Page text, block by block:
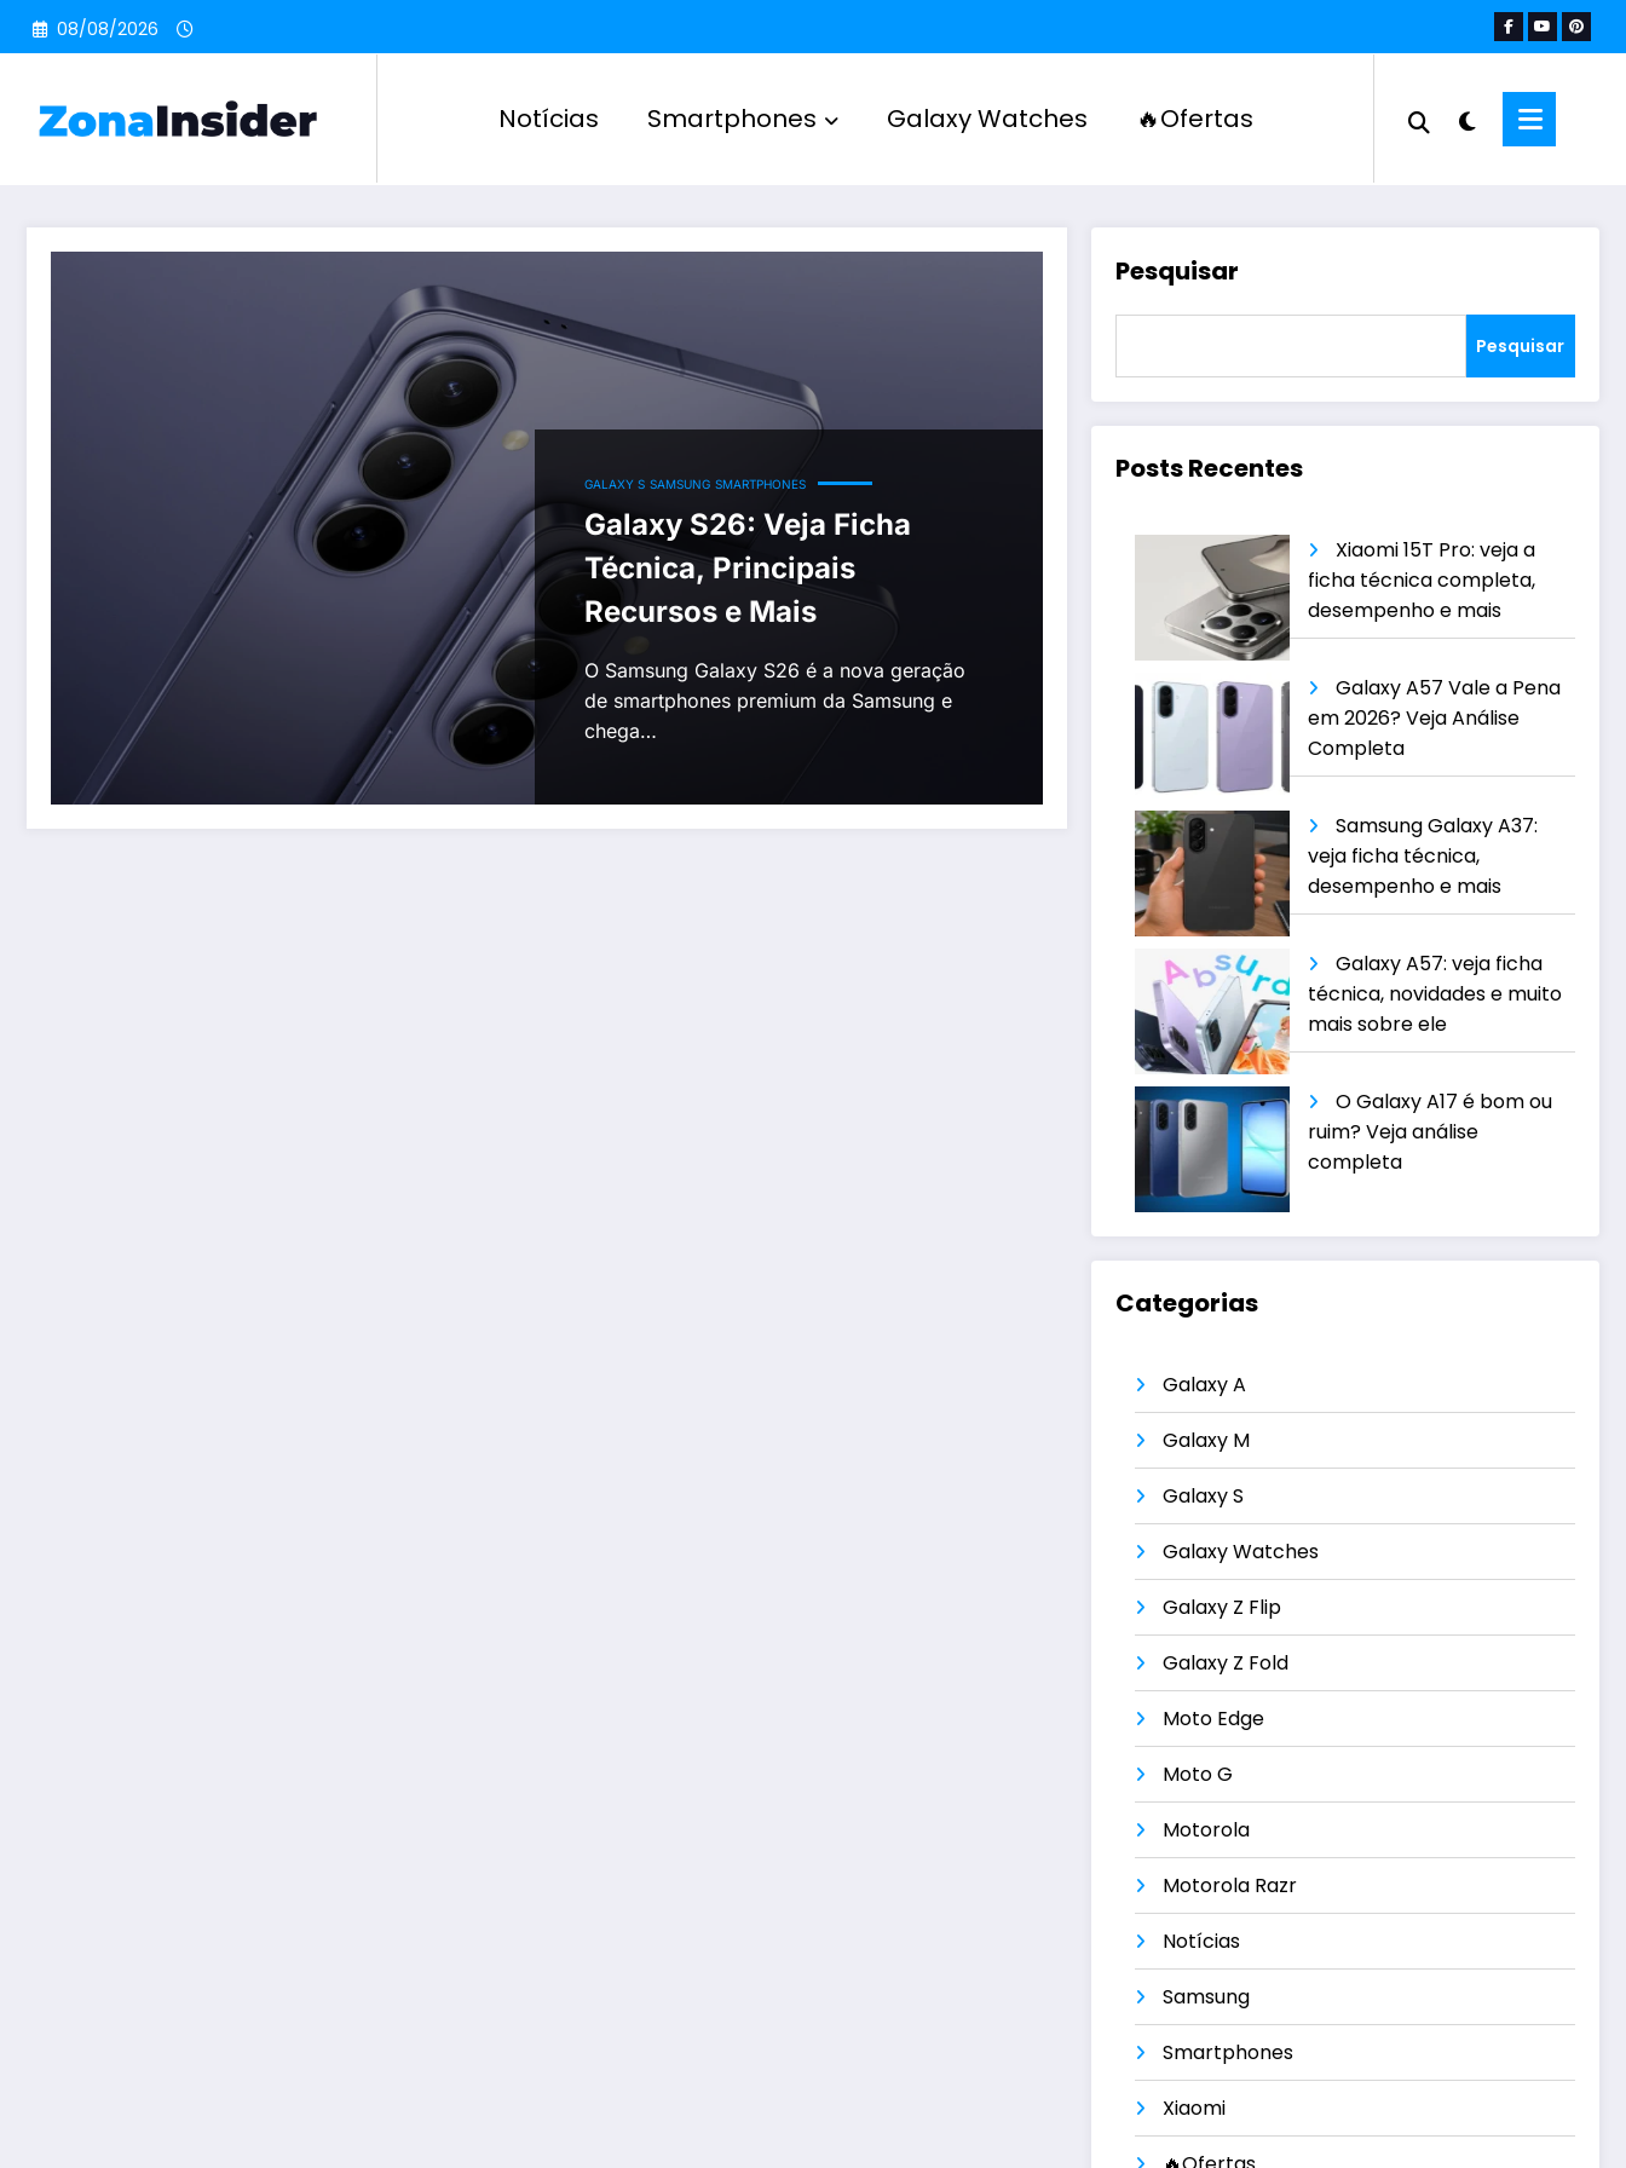
Pular
para
conteúdo
08/08/2026
Notícias Smartphones Galaxy Watches 🔥Ofertas
GALAXY S SAMSUNG SMARTPHONES
Galaxy S26: Veja Ficha
Técnica, Principais
Recursos e Mais
O Samsung Galaxy S26 é a nova geração
de smartphones premium da Samsung e
chega…
Pesquisar
Pesquisar
Posts Recentes
Xiaomi 15T Pro: veja a
ficha técnica completa,
desempenho e mais
Galaxy A57 Vale a Pena
em 2026? Veja Análise
Completa
Samsung Galaxy A37:
veja ficha técnica,
desempenho e mais
Galaxy A57: veja ficha
técnica, novidades e muito
mais sobre ele
O Galaxy A17 é bom ou
ruim? Veja análise
completa
Categorias
Galaxy A
Galaxy M
Galaxy S
Galaxy Watches
Galaxy Z Flip
Galaxy Z Fold
Moto Edge
Moto G
Motorola
Motorola Razr
Notícias
Samsung
Smartphones
Xiaomi